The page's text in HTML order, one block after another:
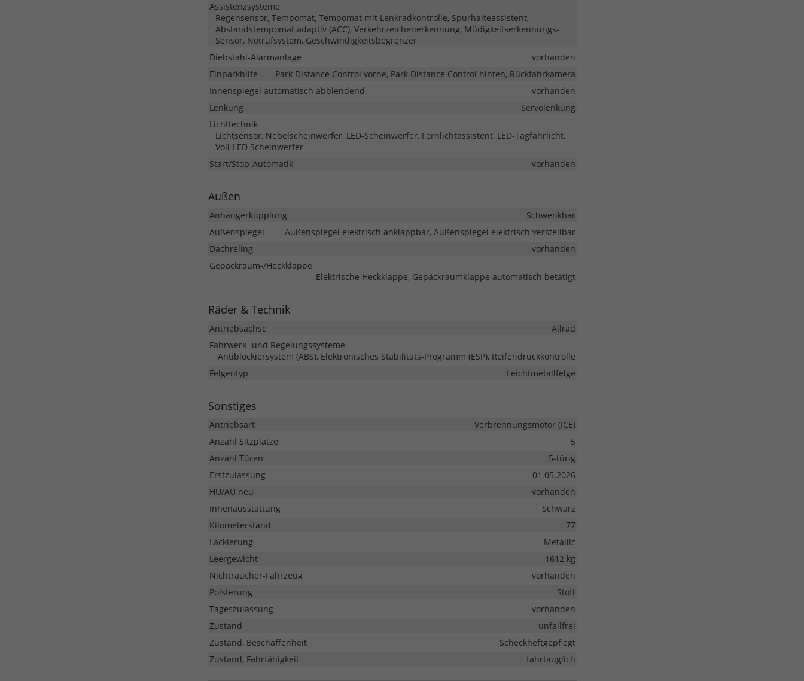
Assistenzsysteme
Regensensor, Tempomat, Tempomat mit Lenkradkontrolle, Spurhalteassistent,
Abstandstempomat adaptiv (ACC), Verkehrzeichenerkennung, Müdigkeitserkennungs-
Sensor, Notrufsystem, Geschwindigkeitsbegrenzer
Diebstahl-Alarmanlage
vorhanden
Einparkhilfe
Park Distance Control vorne, Park Distance Control hinten, Rückfahrkamera
Innenspiegel automatisch abblendend
vorhanden
Lenkung
Servolenkung
Lichttechnik
Lichtsensor, Nebelscheinwerfer, LED-Scheinwerfer, Fernlichtassistent, LED-Tagfahrlicht,
Voll-LED Scheinwerfer
Start/Stop-Automatik
vorhanden
Außen
Anhängerkupplung
Schwenkbar
Außenspiegel
Außenspiegel elektrisch anklappbar, Außenspiegel elektrisch verstellbar
Dachreling
vorhanden
Gepäckraum-/Heckklappe
Elektrische Heckklappe, Gepäckraumklappe automatisch betätigt
Räder & Technik
Antriebsachse
Allrad
Fahrwerk- und Regelungssysteme
Antiblockiersystem (ABS), Elektronisches Stabilitäts-Programm (ESP), Reifendruckkontrolle
Felgentyp
Leichtmetallfelge
Sonstiges
Antriebsart
Verbrennungsmotor (ICE)
Anzahl Sitzplätze
5
Anzahl Türen
5-türig
Erstzulassung
01.05.2026
HU/AU neu
vorhanden
Innenausstattung
Schwarz
Kilometerstand
77
Lackierung
Metallic
Leergewicht
1612 kg
Nichtraucher-Fahrzeug
vorhanden
Polsterung
Stoff
Tageszulassung
vorhanden
Zustand
unfallfrei
Zustand, Beschaffenheit
Scheckheftgepflegt
Zustand, Fahrfähigkeit
fahrtauglich